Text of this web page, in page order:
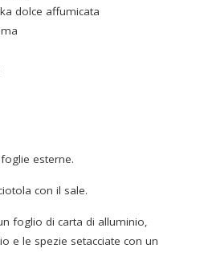
dolce affumicata
esterne.
con il sale.
foglio di carta di alluminio,
e le spezie setacciate con un